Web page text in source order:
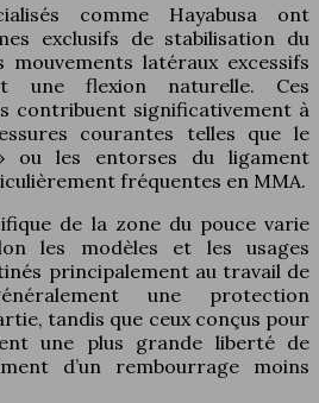
comme Hayabusa ont
exclusifs de stabilisation du
latéraux excessifs
une flexion naturelle. Ces
contribuent significativement à
courantes telles que le
ou les entorses du ligament
fréquentes en MMA.
de la zone du pouce varie
les modèles et les usages
principalement au travail de
une protection
tandis que ceux conçus pour
une plus grande liberté de
d’un rembourrage moins